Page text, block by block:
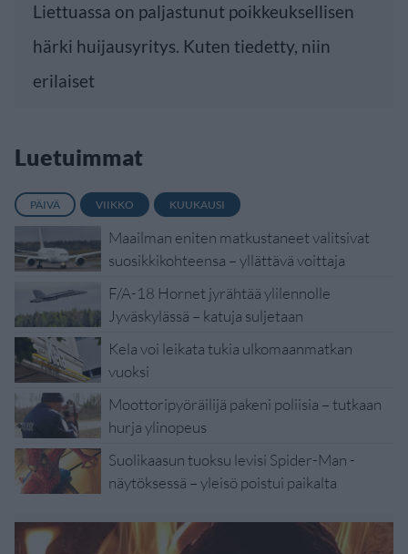
Liettuassa on paljastunut poikkeuksellisen
härki huijausyritys. Kuten tiedetty, niin
erilaiset
Luetuimmat
PÄIVÄ VIIKKO KUUKAUSI
Maailman eniten matkustaneet valitsivat
suosikkikohteensa – yllättävä voittaja
F/A-18 Hornet jyrähtää ylilennolle
Jyväskylässä – katuja suljetaan
Kela voi leikata tukia ulkomaanmatkan
vuoksi
Moottoripyöräilijä pakeni poliisia – tutkaan
hurja ylinopeus
Suolikaasun tuoksu levisi Spider-Man -
näytöksessä – yleisö poistui paikalta